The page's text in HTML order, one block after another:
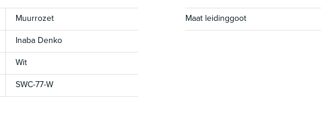
Muurrozet
Inaba Denko
Wit
SWC-77-W
Maat leidinggoot